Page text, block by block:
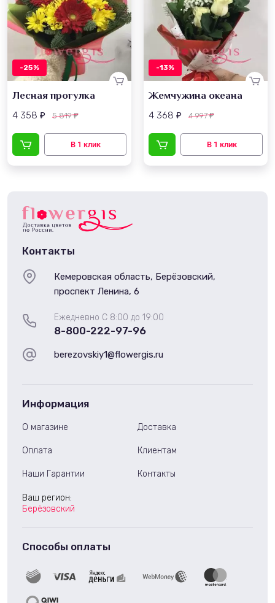
-25%
Лесная прогулка
4 358 ₽ 5 819₽
-13%
Жемчужина океана
4 368 ₽ 4 997₽
Контакты
Ежедневно С 8:00 до 19:00
8-800-222-97-96
Кемеровская область, Берёзовский,
проспект Ленина, 6
berezovskiy1@flowergis.ru
Информация
О магазине Доставка
Оплата Клиентам
Наши Гарантии Контакты
Ваш регион:
Берёзовский
Способы оплаты